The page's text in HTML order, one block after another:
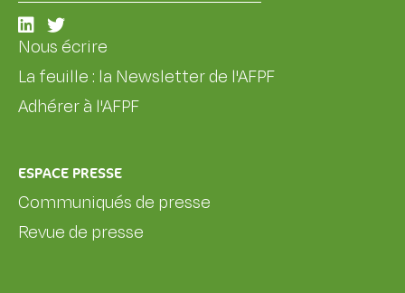
Nous écrire
La feuille : la Newsletter de l'AFPF
Adhérer à l'AFPF
ESPACE PRESSE
Communiqués de presse
Revue de presse